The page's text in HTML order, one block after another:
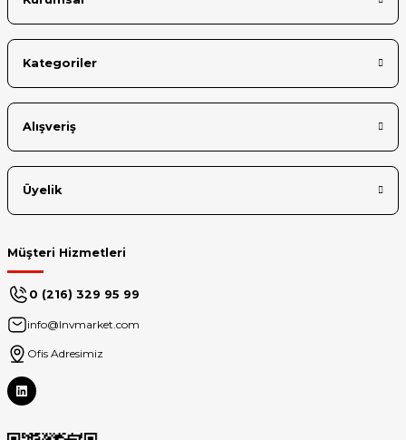
Kategoriler
Alışveriş
Üyelik
Müşteri Hizmetleri
0 (216) 329 95 99
info@lnvmarket.com
Ofis Adresimiz